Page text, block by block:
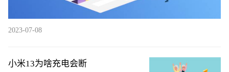
2023-07-08
小米13为啥充电会断